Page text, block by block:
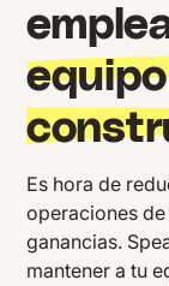
Es hora de
operaciones
ganancias.
mantener a tu